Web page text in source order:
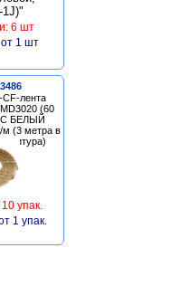
6 шт
от 1 шт
CF-лента
(60
БЕЛЫЙ
(3 метра в
упак.
1 упак.